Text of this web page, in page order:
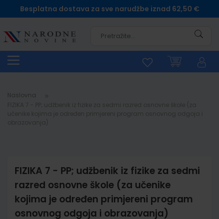
Besplatna dostava za sve narudžbe iznad 62,50 €
Naslovna
FIZIKA 7 - PP; udžbenik iz fizike za sedmi
razred osnovne škole (za učenike
kojima je određen primjereni program
osnovnog odgoja i obrazovanja)